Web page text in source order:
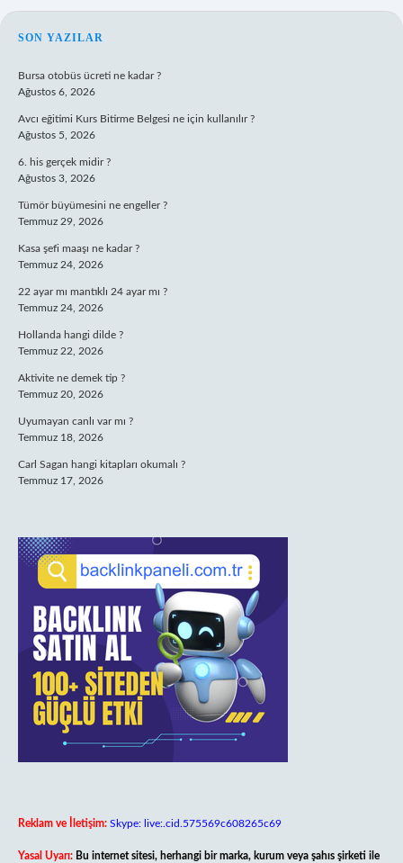
SIDEBAR
SON YAZILAR
Bursa otobüs ücreti ne kadar ?
Ağustos 6, 2026
Avcı eğitimi Kurs Bitirme Belgesi ne için kullanılır ?
Ağustos 5, 2026
6. his gerçek midir ?
Ağustos 3, 2026
Tümör büyümesini ne engeller ?
Temmuz 29, 2026
Kasa şefi maaşı ne kadar ?
Temmuz 24, 2026
22 ayar mı mantıklı 24 ayar mı ?
Temmuz 24, 2026
Hollanda hangi dilde ?
Temmuz 22, 2026
Aktivite ne demek tip ?
Temmuz 20, 2026
Uyumayan canlı var mı ?
Temmuz 18, 2026
Carl Sagan hangi kitapları okumalı ?
Temmuz 17, 2026
Reklam ve İletişim: Skype: live:.cid.575569c608265c69
Yasal Uyarı: Bu internet sitesi, herhangi bir marka, kurum veya şahıs şirketi ile